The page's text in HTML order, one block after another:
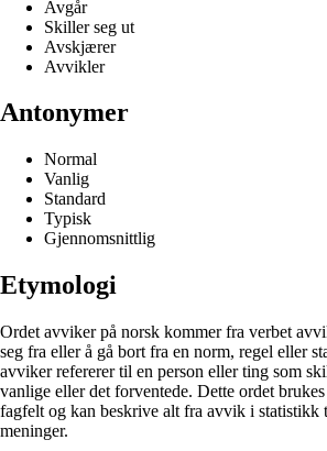
Avgår
Skiller seg ut
Avskjærer
Avvikler
Antonymer
Normal
Vanlig
Standard
Typisk
Gjennomsnittlig
Etymologi
Ordet avviker på norsk kommer fra verbet
seg fra eller å gå bort fra en norm, regel eller
avviker refererer til en person eller ting som
vanlige eller det forventede. Dette ordet
fagfelt og kan beskrive alt fra avvik i statistikk
meninger.